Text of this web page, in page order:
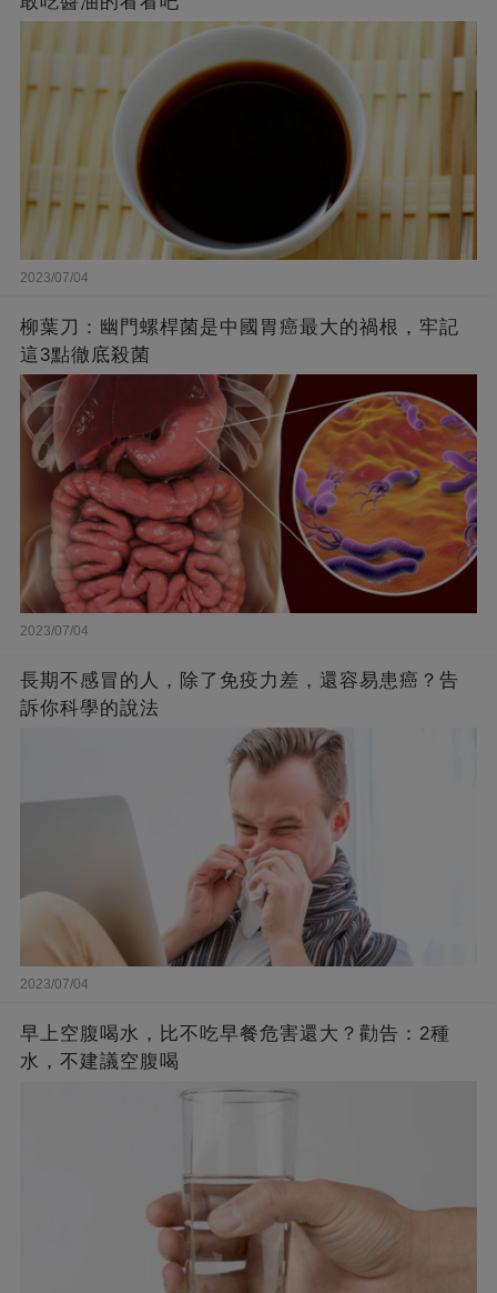
2023/07/04
柳葉刀：幽門螺桿菌是中國胃癌最大的禍根，牢記
這3點徹底殺菌
2023/07/04
長期不感冒的人，除了免疫力差，還容易患癌？告
訴你科學的說法
2023/07/04
早上空腹喝水，比不吃早餐危害還大？勸告：2種
水，不建議空腹喝